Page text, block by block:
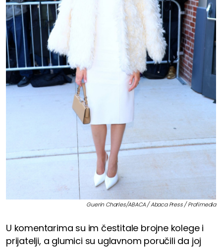
Guerin Charles/ABACA / Abaca Press / Profimedia
U komentarima su im čestitale brojne kolege i
prijatelji, a glumici su uglavnom poručili da joj